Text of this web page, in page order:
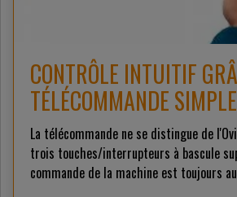
CONTRÔLE INTUITIF
TÉLÉCOMMANDE SIMPLE
La télécommande ne se distingue de
trois touches/interrupteurs à bascule
commande de la machine est toujours